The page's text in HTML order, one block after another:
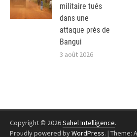
militaire tués
dans une
attaque près de
Bangui
3 août 2026
Copyright © 2026Sahel Intelligence.
Proudly powered byWordPress. | Theme: